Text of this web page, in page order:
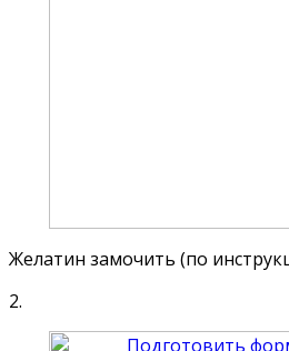
Желатин замочить (по
2.